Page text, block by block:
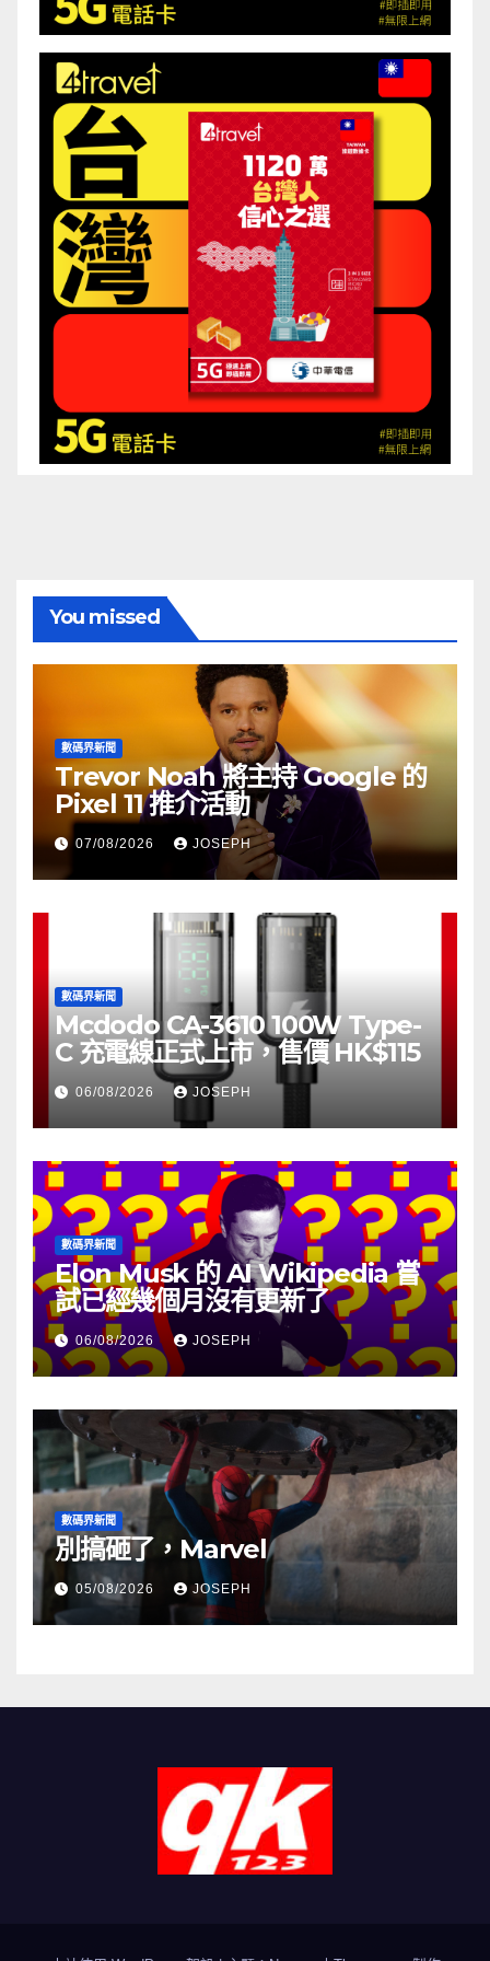
You missed
數碼界新聞
Trevor Noah 將主持 Google 的
Pixel 11 推介活動
07/08/2026 JOSEPH
數碼界新聞
Mcdodo CA-3610 100W Type-
C 充電線正式上市，售價 HK$115
06/08/2026 JOSEPH
數碼界新聞
Elon Musk 的 AI Wikipedia 嘗
試已經幾個月沒有更新了
06/08/2026 JOSEPH
數碼界新聞
別搞砸了，Marvel
05/08/2026 JOSEPH